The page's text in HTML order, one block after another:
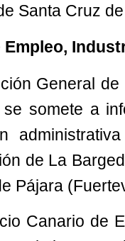
Santa Cruz
Empleo,
General
somete a
de La
Pájara
Canario de